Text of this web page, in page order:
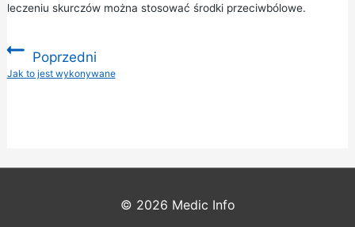
leczeniu skurczów można stosować środki przeciwbólowe.
Poprzedni
:Jak to jest wykonywane
© 2026 Medic Info